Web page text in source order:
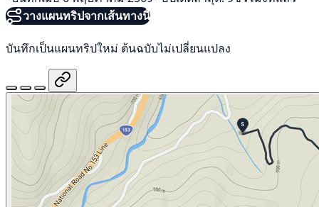
วางแผนทริปจากเส้นทางนี้
บันทึกเป็นแผนทริปใหม่ ต้นฉบับไม่เปลี่ยนแปลง